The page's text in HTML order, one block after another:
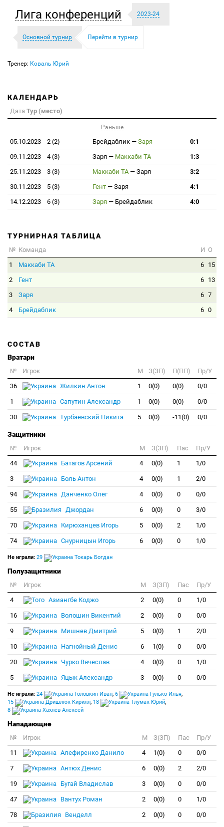
Лига конференций 2023-24
Основной турнир Перейти в турнир
Тренер: Коваль Юрий
КАЛЕНДАРЬ
Дата Тур (место)
Раньше
05.10.2023 2 (2) Брейдаблик — Заря
0:1
09.11.2023
4 (3) Заря — Маккаби ТА
1:3
25.11.2023
3 (3) Маккаби ТА— Заря
3:2
30.11.2023
5 (3) Гент — Заря
4:1
14.12.2023
6 (3) Заря — Брейдаблик 4:0
ТУРНИРНАЯ ТАБЛИЦА
№ Команда И О
1
Маккаби ТА 6 15
2
Гент 6 13
3
Заря 6 7
4
Брейдаблик 6 0
СОСТАВ
Вратари
№ Игрок M З(ЗП) П(ПП)
Пр/У
36
Жилкин Антон 1 0(0) 0(0) 0/0
1 Сапутин Александр 1 0(0) 0(0) 0/0
30 Турбаевский Никита 5 0(0) -11(0) 0/0
Защитники
№ Игрок M З(ЗП) Пас
Пр/У
44
Батагов Арсений 4 0(0) 1 1/0
3 Боль Антон 4 0(0) 1 2/0
94 Данченко Олег 4 0(0) 0 0/0
55 Джордан 6 0(0) 0 3/0
70 Кирюханцев Игорь 5 0(0) 2 1/0
74 Снурницын Игорь 6 0(0) 0 1/0
Не играли: 29 Токарь Богдан
Полузащитники
№ Игрок M З(ЗП) Пас
Пр/У
4
Азиангбе Коджо 2 0(0) 0 1/0
16 Волошин Викентий 2 0(0) 0 0/0
9 Мишнев Дмитрий 5 0(0) 1 2/0
10 Нагнойный Денис 6 1(0) 0 0/0
20 Чурко Вячеслав 4 0(0) 0 1/0
5 Яцык Александр 3 0(0) 0 0/0
Не играли: 24 Головкин Иван, 6 Гулько Илья,
15
Дришлюк Кирилл, 18 Тлумак Юрий,
8
Хахлёв Алексей
Нападающие
№ Игрок M З(ЗП) Пас
Пр/У
11
Алефиренко Данило 4 1(0) 0 0/0
7 Антюх Денис 6 0(0) 2 2/0
19 Бугай Владислав 3 0(0) 0 0/0
47 Вантух Роман 2 0(0) 0 1/0
78 Венделл 2 0(0) 0 0/0